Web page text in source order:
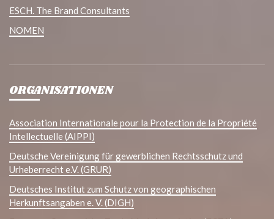
ESCH. The Brand Consultants
NOMEN
ORGANISATIONEN
Association Internationale pour la Protection de la Propriété
Intellectuelle (AIPPI)
Deutsche Vereinigung für gewerblichen Rechtsschutz und
Urheberrecht e.V. (GRUR)
Deutsches Institut zum Schutz von geographischen
Herkunftsangaben e. V. (DIGH)